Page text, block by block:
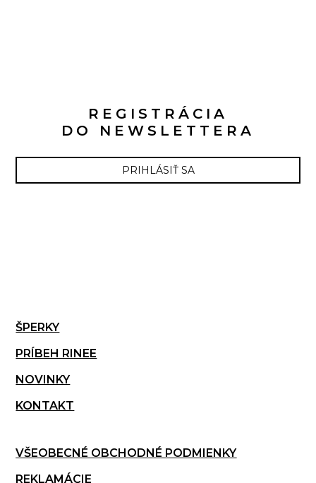
REGISTRÁCIA
DO NEWSLETTERA
PRIHLÁSIŤ SA
ŠPERKY
PRÍBEH RINEE
NOVINKY
KONTAKT
VŠEOBECNÉ OBCHODNÉ PODMIENKY
REKLAMÁCIE